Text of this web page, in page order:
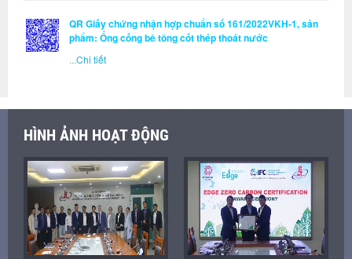
QR Giấy chứng nhận hợp chuẩn số 161/2022VKH-1, sản
phẩm: Ống cống bê tông cốt thép thoát nước
Chi tiết
HÌNH ẢNH HOẠT ĐỘNG